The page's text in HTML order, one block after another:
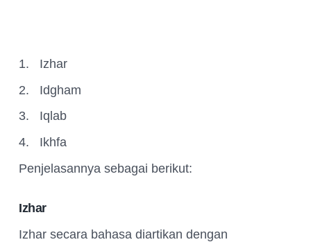
1.
Izhar
2.
Idgham
3.
Iqlab
4.
Ikhfa
Penjelasannya sebagai berikut:
Izhar
Izhar secara bahasa diartikan dengan